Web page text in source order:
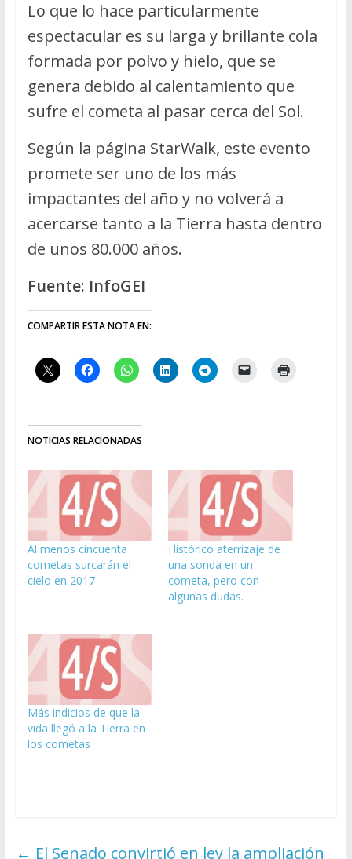
Lo que lo hace particularmente
espectacular es su larga y brillante cola
formada por polvo y hielo, que se
genera debido al calentamiento que
sufre el cometa al pasar cerca del Sol.
Según la página StarWalk, este evento
promete ser uno de los más
impactantes del año y no volverá a
acercarse tanto a la Tierra hasta dentro
de unos 80.000 años.
Fuente: InfoGEI
COMPARTIR ESTA NOTA EN:
NOTICIAS RELACIONADAS
Al menos cincuenta
cometas surcarán el
cielo en 2017
Histórico aterrizaje de
una sonda en un
cometa, pero con
algunas dudas.
Más indicios de que la
vida llegó a la Tierra en
los cometas
← El Senado convirtió en ley la ampliación